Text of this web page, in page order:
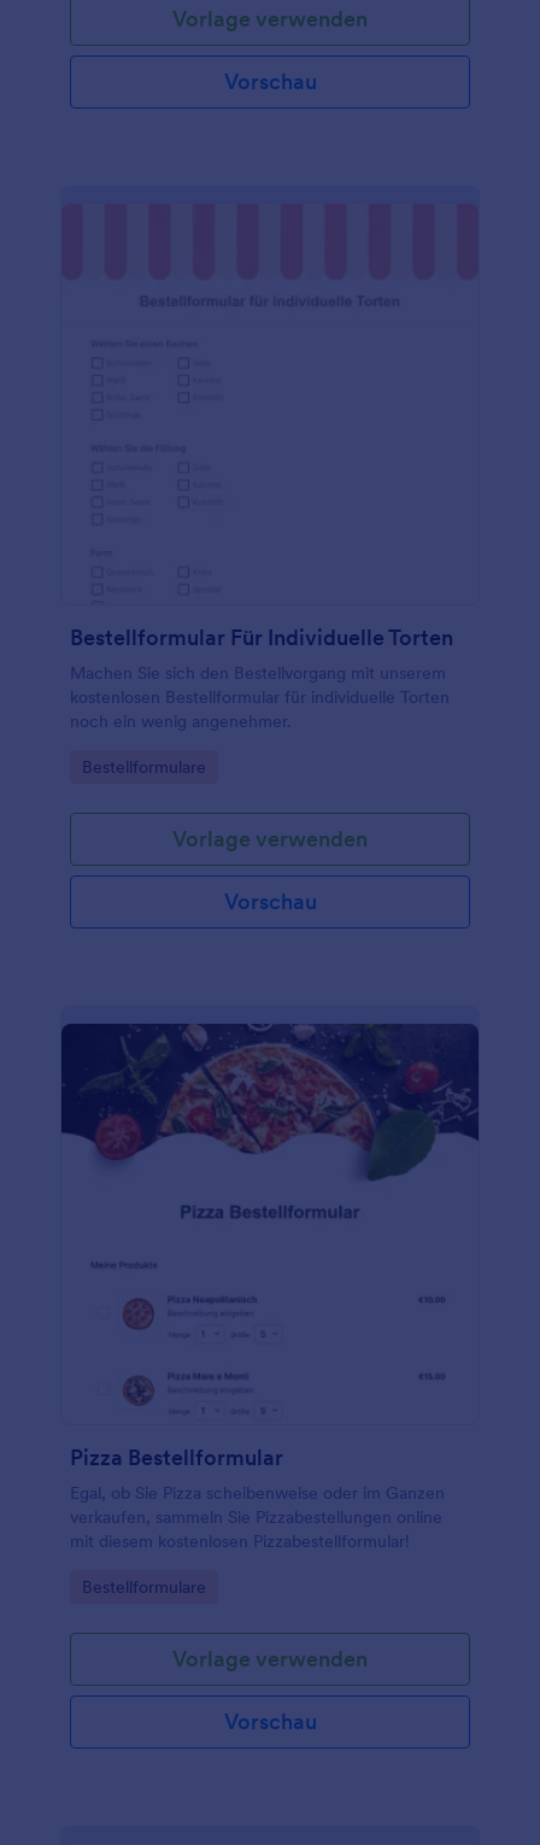
Vorlage verwenden
Vorschau
Bestellformular Für Individuelle Torten
Machen Sie sich den Bestellvorgang mit unserem
kostenlosen Bestellformular für individuelle Torten
noch ein wenig angenehmer.
Go to Category:
Bestellformulare
Vorlage verwenden
Vorschau
Pizza Bestellformular
Egal, ob Sie Pizza scheibenweise oder im Ganzen
verkaufen, sammeln Sie Pizzabestellungen online
mit diesem kostenlosen Pizzabestellformular!
Go to Category:
Bestellformulare
Vorlage verwenden
Vorschau